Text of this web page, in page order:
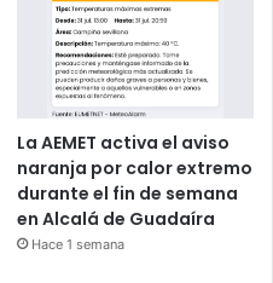
La AEMET activa el aviso
naranja por calor extremo
durante el fin de semana
en Alcalá de Guadaíra
Hace 1 semana